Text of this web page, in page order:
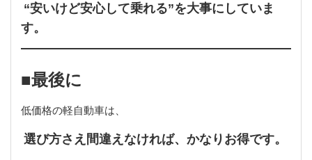
“安いけど安心して乗れる”を大事にしていま
す。
■最後に
低価格の軽自動車は、
選び方さえ間違えなければ、かなりお得です。